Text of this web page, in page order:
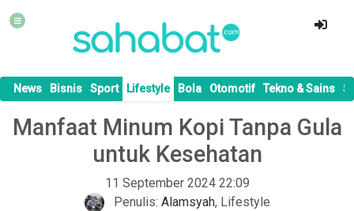
News Bisnis Sport Lifestyle Bola Otomotif Tekno & Sains
Manfaat Minum Kopi Tanpa Gula
untuk Kesehatan
11 September 2024 22:09
Penulis: Alamsyah, Lifestyle